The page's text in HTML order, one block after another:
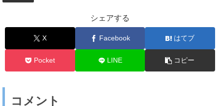
シェアする
X Facebook はてブ
Pocket LINE コピー
コメント